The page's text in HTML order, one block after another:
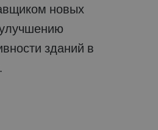
новых
зданий в